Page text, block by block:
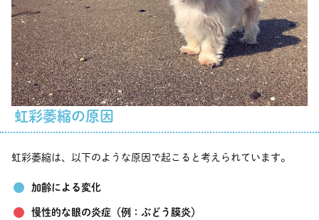
虹彩萎縮の原因
虹彩萎縮は、以下のような原因で起こると考えられています。
加齢による変化
慢性的な眼の炎症（例：ぶどう膜炎）